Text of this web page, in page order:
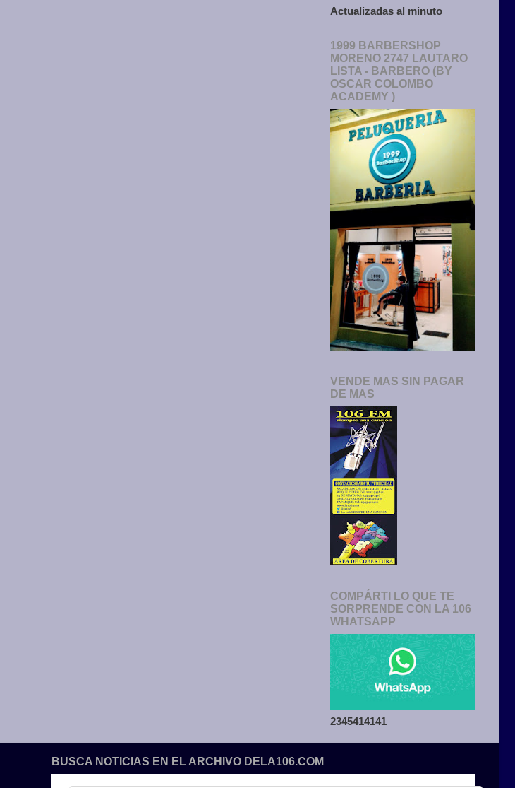
Actualizadas al minuto
1999 BARBERSHOP
MORENO 2747 LAUTARO
LISTA - BARBERO (BY
OSCAR COLOMBO
ACADEMY )
VENDE MAS SIN PAGAR
DE MAS
COMPÁRTI LO QUE TE
SORPRENDE CON LA 106
WHATSAPP
2345414141
BUSCA NOTICIAS EN EL ARCHIVO DELA106.COM